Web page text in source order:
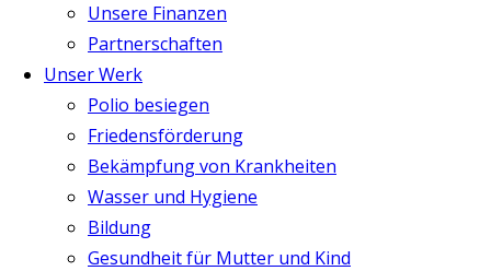
Unsere Finanzen
Partnerschaften
Unser Werk
Polio besiegen
Friedensförderung
Bekämpfung von Krankheiten
Wasser und Hygiene
Bildung
Gesundheit für Mutter und Kind